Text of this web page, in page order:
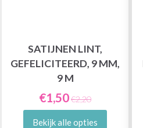
SATIJNEN LINT,
GEFELICITEERD, 9 MM,
9 M
€1,50€2,20
Bekijk alle opties